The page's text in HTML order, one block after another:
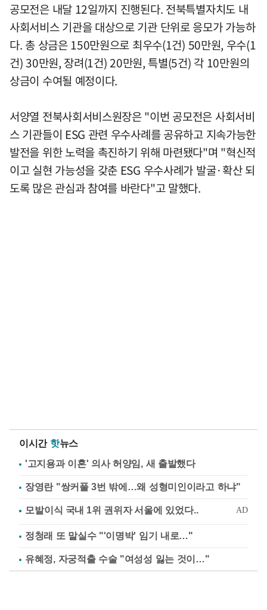
공모전은 내달 12일까지 진행된다. 전북특별자치도 내
사회서비스 기관을 대상으로 기관 단위로 응모가 가능하
다. 총 상금은 150만원으로 최우수(1건) 50만원, 우수(1
건) 30만원, 장려(1건) 20만원, 특별(5건) 각 10만원의
상금이 수여될 예정이다.
서양열 전북사회서비스원장은 "이번 공모전은 사회서비
스 기관들이 ESG 관련 우수사례를 공유하고 지속가능한
발전을 위한 노력을 촉진하기 위해 마련됐다"며 "혁신적
이고 실현 가능성을 갖춘 ESG 우수사례가 발굴·확산 되
도록 많은 관심과 참여를 바란다"고 말했다.
이시간 핫뉴스
'고지용과 이혼' 의사 허양임, 새 출발했다
장영란 "쌍커풀 3번 밖에…왜 성형미인이라고 하냐"
정청래 또 말실수 "'이명박' 임기 내로…"
유혜정, 자궁적출 수술 "여성성 잃는 것이…"